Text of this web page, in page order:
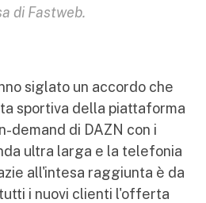
di Fastweb.
siglato un accordo che
sportiva della piattaforma
demand di DAZN con i
ultra larga e la telefonia
all'intesa raggiunta è da
i nuovi clienti l'offerta